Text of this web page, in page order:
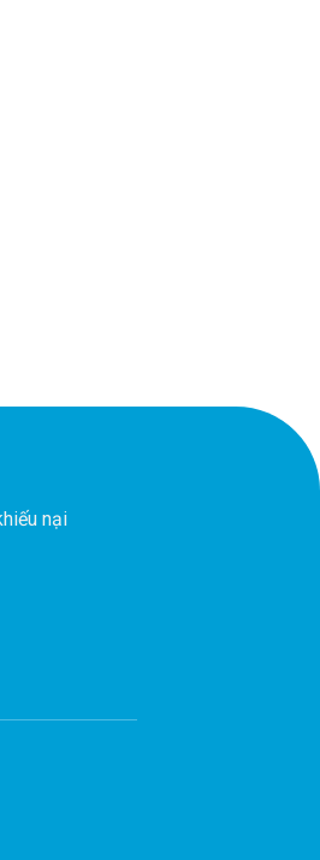
nại